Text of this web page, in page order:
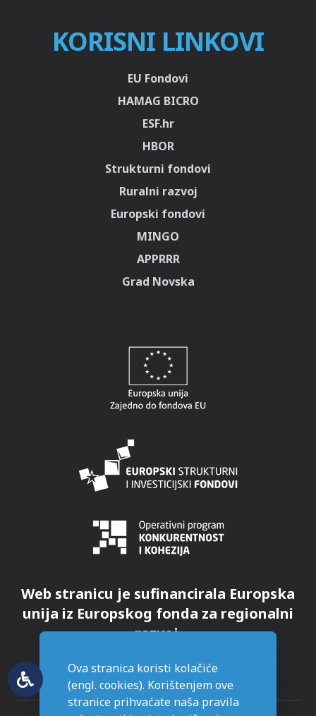
KORISNI LINKOVI
EU Fondovi
HAMAG BICRO
ESF.hr
HBOR
Strukturni fondovi
Ruralni razvoj
Europski fondovi
MINGO
APPRRR
Grad Novska
Web stranicu je sufinancirala Europska
unija iz Europskog fonda za regionalni
razvoj.
Ova stranica koristi kolačiće
(engl. cookies). Korištenjem ove
stranice prihvaćate naša pravila